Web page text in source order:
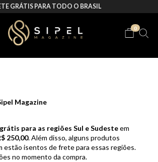
GRÁTIS PARA TODO O BRASIL
0
Magazine
para as regiões Sul e Sudesteem
250,00. Além disso, alguns produtos
estão isentos de frete para essas regiões.
no momento da compra.